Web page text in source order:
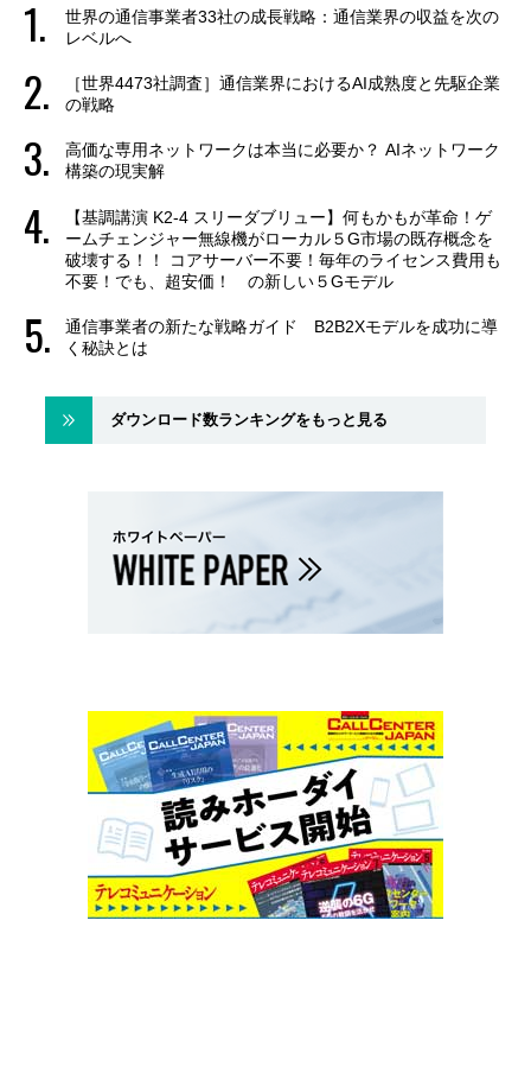
世界の通信事業者33社の成長戦略：通信業界の収益を次の
レベルへ
［世界4473社調査］通信業界におけるAI成熟度と先駆企業
の戦略
高価な専用ネットワークは本当に必要か？ AIネットワーク
構築の現実解
【基調講演 K2-4 スリーダブリュー】何もかもが革命！ゲ
ームチェンジャー無線機がローカル５G市場の既存概念を
破壊する！！ コアサーバー不要！毎年のライセンス費用も
不要！でも、超安価！ の新しい５Gモデル
通信事業者の新たな戦略ガイド B2B2Xモデルを成功に導
く秘訣とは
ダウンロード数ランキングをもっと見る